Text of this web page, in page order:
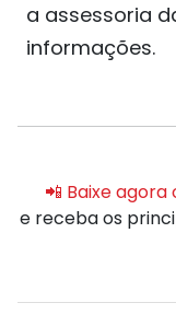
a assessoria
informações.
📲 Baixe agora
e receba os